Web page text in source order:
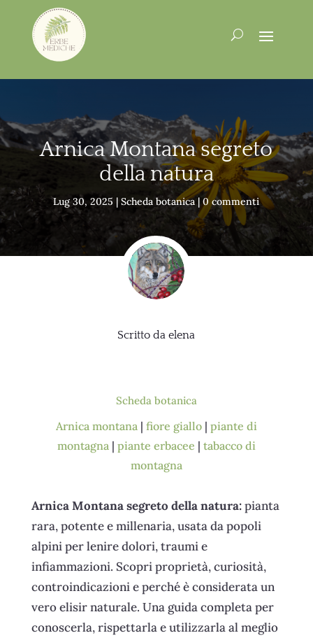
Arnica Montana segreto
della natura
Lug 30, 2025 |Scheda botanica |0 commenti
Scritto daelena
Scheda botanica
Arnica montana | fiore giallo| piante di
montagna | piante erbacee | tabacco di
montagna
Arnica Montana segreto della natura:pianta
rara, potente e millenaria, usata da popoli
alpini per lenire dolori, traumi e
infiammazioni. Scopri proprietà, curiosità,
controindicazioni e perché è considerata un
vero elisir naturale. Una guida completa per
conoscerla, rispettarla e utilizzarla al meglio